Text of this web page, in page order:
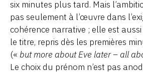
six minutes plus tard. Mais
pas seulement à l’œuvre dans
cohérence narrative ; elle est
le titre, repris dès les premières
(« but more about Eve later – all
Le choix du prénom n’est pas